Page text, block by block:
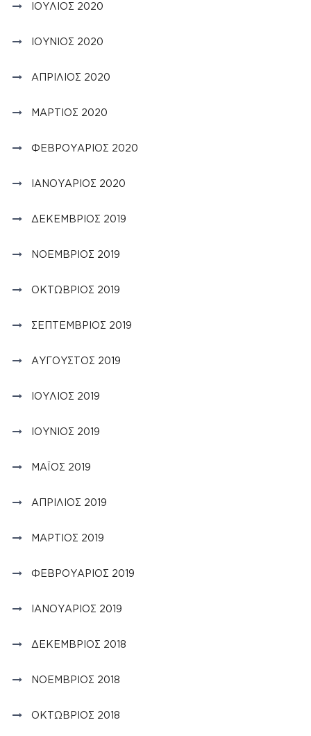
ΙΟΎΛΙΟΣ 2020
ΙΟΎΝΙΟΣ 2020
ΑΠΡΊΛΙΟΣ 2020
ΜΆΡΤΙΟΣ 2020
ΦΕΒΡΟΥΆΡΙΟΣ 2020
ΙΑΝΟΥΆΡΙΟΣ 2020
ΔΕΚΈΜΒΡΙΟΣ 2019
ΝΟΈΜΒΡΙΟΣ 2019
ΟΚΤΏΒΡΙΟΣ 2019
ΣΕΠΤΈΜΒΡΙΟΣ 2019
ΑΎΓΟΥΣΤΟΣ 2019
ΙΟΎΛΙΟΣ 2019
ΙΟΎΝΙΟΣ 2019
ΜΆΙΟΣ 2019
ΑΠΡΊΛΙΟΣ 2019
ΜΆΡΤΙΟΣ 2019
ΦΕΒΡΟΥΆΡΙΟΣ 2019
ΙΑΝΟΥΆΡΙΟΣ 2019
ΔΕΚΈΜΒΡΙΟΣ 2018
ΝΟΈΜΒΡΙΟΣ 2018
ΟΚΤΏΒΡΙΟΣ 2018